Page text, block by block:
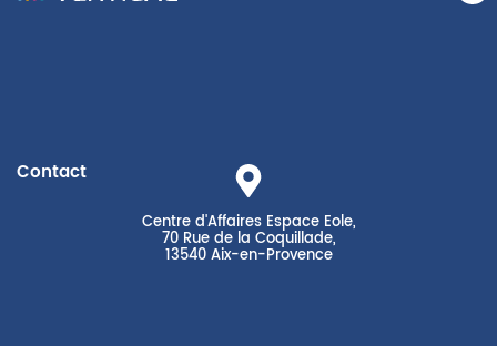
Contact
Centre d'Affaires Espace Eole,
70 Rue de la Coquillade,
13540 Aix-en-Provence